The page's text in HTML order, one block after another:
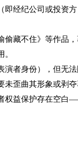
经纪公司或投资
藏不住》等作品
者身份），但无
歪曲其形象或剥夺
权益保护存在空白